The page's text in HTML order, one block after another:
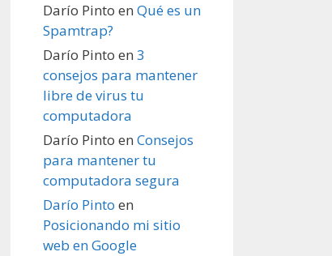
Darío Pinto en Qué es un
Spamtrap?
Darío Pinto en 3
consejos para mantener
libre de virus tu
computadora
Darío Pinto en Consejos
para mantener tu
computadora segura
Darío Pinto en
Posicionando mi sitio
web en Google